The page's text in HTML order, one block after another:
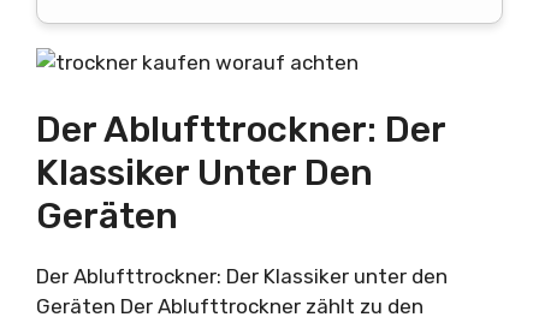
Der Ablufttrockner: Der
Klassiker Unter Den
Geräten
Der Ablufttrockner: Der Klassiker unter den
Geräten Der Ablufttrockner zählt zu den